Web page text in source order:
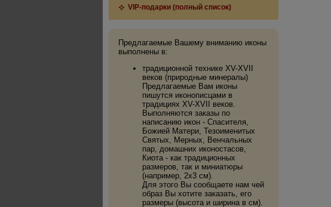
VIP-подарки (полный список)
Предлагаемые Вашему вниманию иконы
выполнены в:
традиционной технике XV-XVII
веков (природные минералы)
Предлагаемые Вам иконы
пишутся иконописцами в
традициях XV-XVII веков.
Выполняются заказы по
написанию икон - Спасителя,
Божией Матери, Тезоименитых
Святых, Мерных, Венчальных
пар, домашних иконостасов,
Киота - как традиционных
размеров, так и миниатюры
(например, 2х3 см).
Для этого Вы сообщаете нам чей
образ Вы хотите заказать, его
размеры (высота и ширина в см).